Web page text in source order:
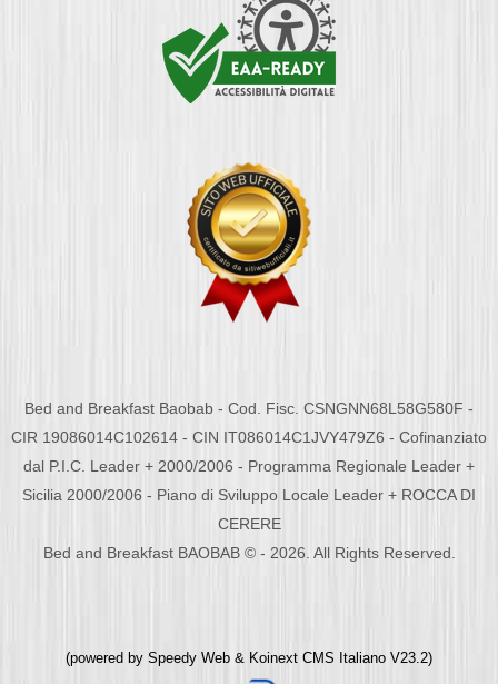
Bed and Breakfast Baobab - Cod. Fisc. CSNGNN68L58G580F -
CIR 19086014C102614 - CIN IT086014C1JVY479Z6 - Cofinanziato
dal P.I.C. Leader + 2000/2006 - Programma Regionale Leader +
Sicilia 2000/2006 - Piano di Sviluppo Locale Leader + ROCCA DI
CERERE
Bed and Breakfast BAOBAB © - 2026. All Rights Reserved.
(powered by Speedy Web & Koinext CMS Italiano V23.2)